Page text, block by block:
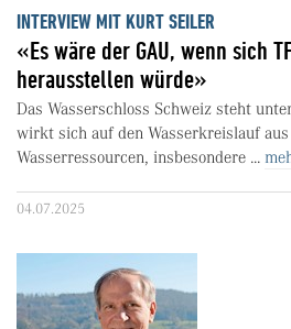
INTERVIEW MIT KURT SEILER
«Es wäre der GAU, wenn sich
herausstellen würde»
Das Wasserschloss Schweiz steht
wirkt sich auf den Wasserkreislauf
Wasserressourcen, insbesondere ...
04.07.2025